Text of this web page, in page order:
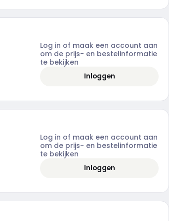
Log in of maak een account aan
om de prijs- en bestelinformatie
te bekijken
Inloggen
Log in of maak een account aan
om de prijs- en bestelinformatie
te bekijken
Inloggen